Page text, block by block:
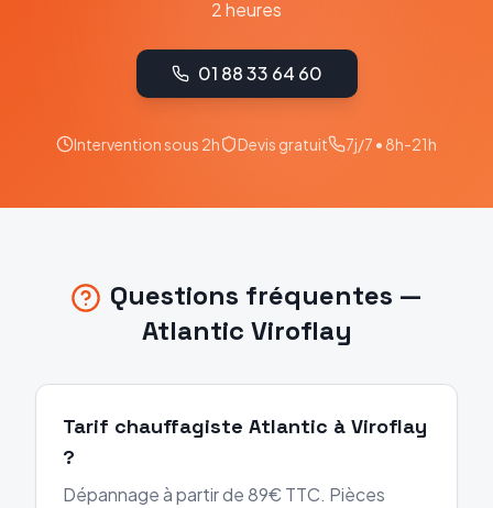
2 heures
01 88 33 64 60
Intervention sous 2h Devis gratuit 7j/7 • 8h-21h
Questions fréquentes —
Atlantic Viroflay
Tarif chauffagiste Atlantic à Viroflay
?
Dépannage à partir de 89€ TTC. Pièces